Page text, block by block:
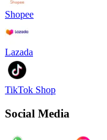
Shopee
Lazada
TikTok Shop
Social Media